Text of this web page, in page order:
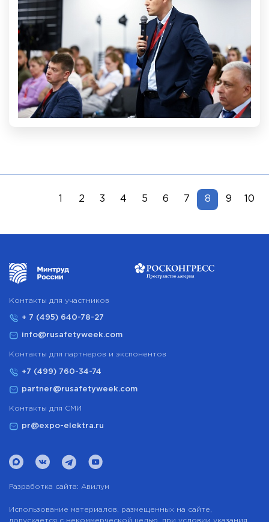
2 3 4 5 6 7 8 9 10
Контакты для участников
+ 7 (495) 640-78-27
info@rusafetyweek.com
Контакты для партнеров и экспонентов
+7 (499) 760-34-74
partner@rusafetyweek.com
Контакты для СМИ
pr@expo-elektra.ru
Разработка сайта: Авилум
Использование материалов, размещенных на сайте,